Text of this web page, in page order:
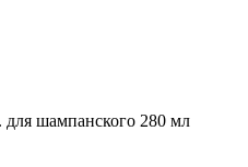
шампанского 280 мл